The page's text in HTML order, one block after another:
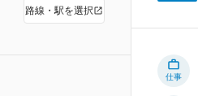
路線・駅を選択
仕事